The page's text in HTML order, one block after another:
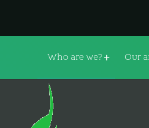
Who are we? Our